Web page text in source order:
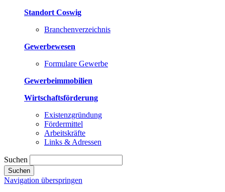
Standort Coswig
Branchenverzeichnis
Gewerbewesen
Formulare Gewerbe
Gewerbeimmobilien
Wirtschaftsförderung
Existenzgründung
Fördermittel
Arbeitskräfte
Links & Adressen
Suchen
Suchen
Navigation überspringen